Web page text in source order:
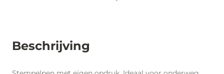
Beschrijving